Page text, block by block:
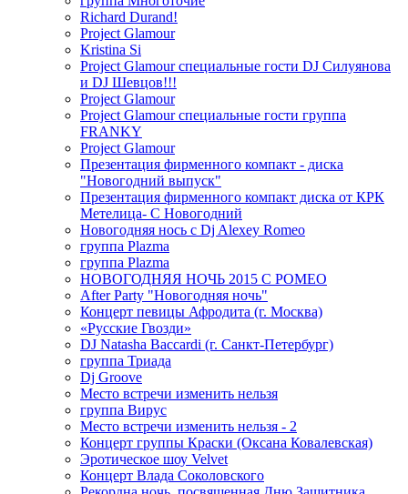
Richard Durand!
Project Glamour
Kristina Si
Project Glamour специальные гости DJ Силуянова
и DJ Шевцов!!!
Project Glamour
Project Glamour специальные гости группа
FRANKY
Project Glamour
Презентация фирменного компакт - диска
"Новогодний выпуск"
Презентация фирменного компакт диска от КРК
Метелица- С Новогодний
Новогодняя нось с Dj Alexey Romeo
группа Plazma
группа Plazma
НОВОГОДНЯЯ НОЧЬ 2015 C РОМЕО
After Party "Новогодняя ночь"
Концерт певицы Афродита (г. Москва)
«Русские Гвозди»
DJ Natasha Baccardi (г. Санкт-Петербург)
группа Триада
Dj Groove
Место встречи изменить нельзя
группа Вирус
Место встречи изменить нельзя - 2
Концерт группы Краски (Оксана Ковалевская)
Эротическое шоу Velvet
Концерт Влада Соколовского